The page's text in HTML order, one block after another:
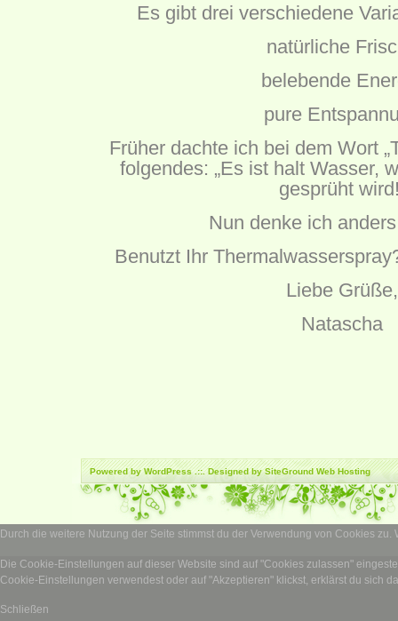
Es gibt drei verschiedene
natürliche
belebende
pure
Früher dachte ich bei dem Wort
folgendes: „Es ist halt Wasser,
gesprüht
Nun denke ich
Benutzt Ihr
Liebe Grüße,
Natascha
Powered byWordPress.::. Designed by SiteGroundWeb Hosting
Durch die weitere Nutzung der Seite stimmst du der Verwendung von Cookies zu.
Die Cookie-Einstellungen auf dieser Website sind auf "Cookies zulassen"
Cookie-Einstellungen verwendest oder auf "Akzeptieren" klickst, erklärst du sich
Schließen